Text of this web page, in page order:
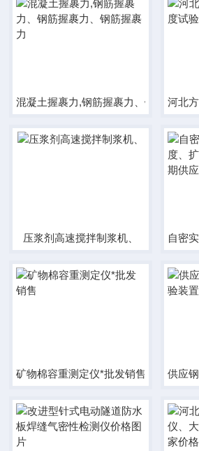
混凝土握裹力,钢筋握裹力、钢筋握裹
河北
压浆剂高速搅拌制浆机、 自密
矿物棉容重测定仪*批发销售 供应